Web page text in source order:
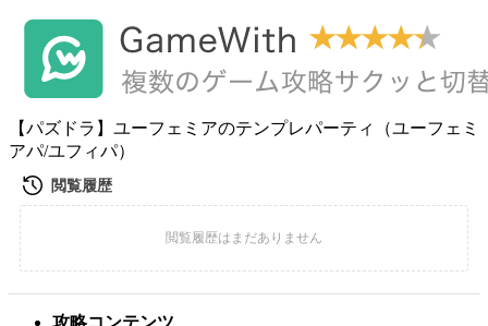
【パズドラ】ユーフェミアのテンプレパーティ（ユーフェミ
アパ/ユフィパ）
攻略コンテンツ